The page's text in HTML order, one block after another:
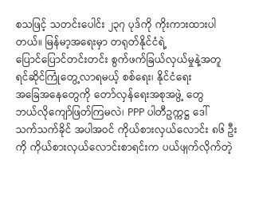
စသဖြင့် သတင်းပေါင်း ၂၃၇ ပုဒ်ကို ကိုးကားထားပါ
တယ်။ မြန်မာ့အရေးမှာ တရုတ်နိုင်ငံရဲ့
ပြောင်ပြောင်တင်းတင်း စွက်ဖက်ခြယ်လှယ်မှုနဲ့အတူ
ရင်ဆိုင်ကြုံတွေ့လာရမယ့် စစ်ရေး၊ နိုင်ငံရေး
အခြေအနေတွေကို တော်လှန်ရေးအစုအဖွဲ့ တွေ
ဘယ်လိုကျော်ဖြတ်ကြမလဲ၊ PPP ပါတီဥက္ကဋ္ဌ ဒေါ်
သက်သက်ခိုင် အပါအဝင် ကိုယ်စားလှယ်လောင်း ၈၆ ဦး
ကို ကိုယ်စားလှယ်လောင်းစာရင်းက ပယ်ဖျက်လိုက်တဲ့